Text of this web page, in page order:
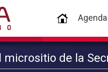
(current)
Agenda
micrositio de la